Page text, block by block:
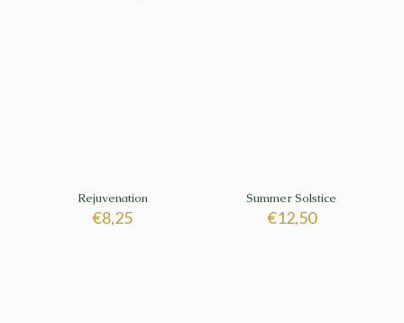
Rejuvenation
€8,25
Summer Solstice
€12,50